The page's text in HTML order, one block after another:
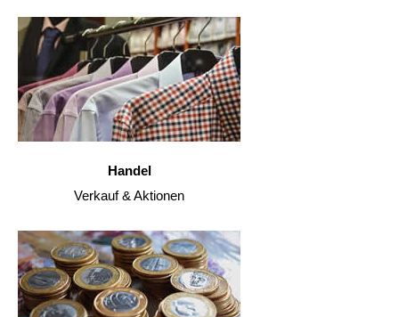
Handel
Verkauf & Aktionen